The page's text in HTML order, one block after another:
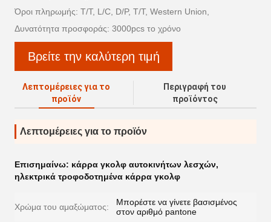
Όροι πληρωμής: T/T, L/C, D/P, T/T, Western Union,
Δυνατότητα προσφοράς: 3000pcs το χρόνο
Βρείτε την καλύτερη τιμή
Λεπτομέρειες για το
προϊόν
Περιγραφή του
προϊόντος
Λεπτομέρειες για το προϊόν
Επισημαίνω: κάρρα γκολφ αυτοκινήτων λεσχών,
ηλεκτρικά τροφοδοτημένα κάρρα γκολφ
Χρώμα του αμαξώματος:
Μπορέστε να γίνετε βασισμένος
στον αριθμό pantone